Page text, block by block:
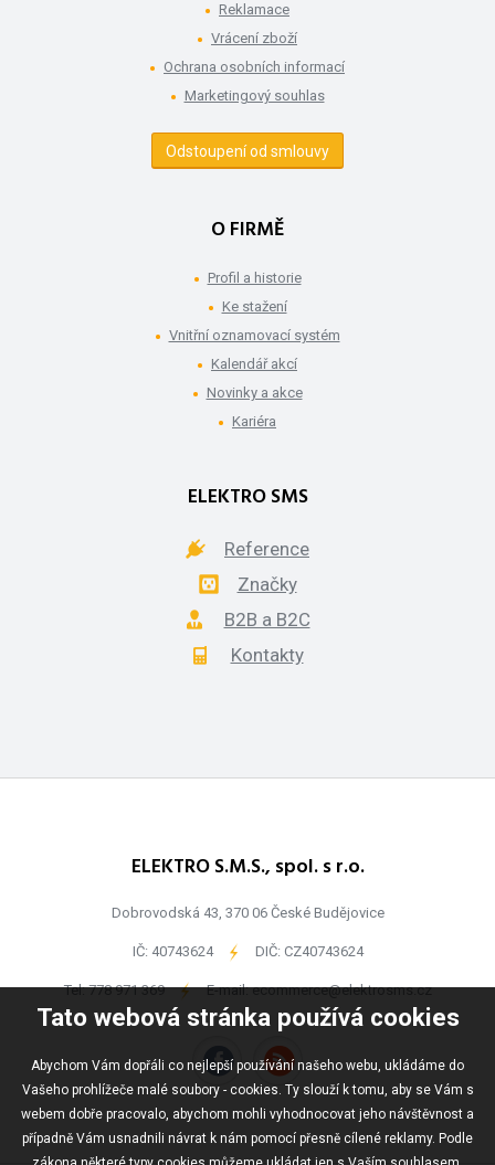
Tato webová stránka používá cookies
Abychom Vám dopřáli co nejlepší používání našeho webu, ukládáme do
Vašeho prohlížeče malé soubory - cookies. Ty slouží k tomu, aby se Vám s
webem dobře pracovalo, abychom mohli vyhodnocovat jeho návštěvnost a
případně Vám usnadnili návrat k nám pomocí přesně cílené reklamy. Podle
Reklamace
Vrácení zboží
Ochrana osobních informací
Marketingový souhlas
Odstoupení od smlouvy
O FIRMĚ
Profil a historie
Ke stažení
Vnitřní oznamovací systém
Kalendář akcí
Novinky a akce
Kariéra
ELEKTRO SMS
Reference
Značky
B2B a B2C
Kontakty
ELEKTRO S.M.S., spol. s r.o.
Dobrovodská 43, 370 06 České Budějovice
IČ: 40743624 - DIČ: CZ40743624
Tel:778 971 369 - E-mail:ecommerce@elektrosms.cz